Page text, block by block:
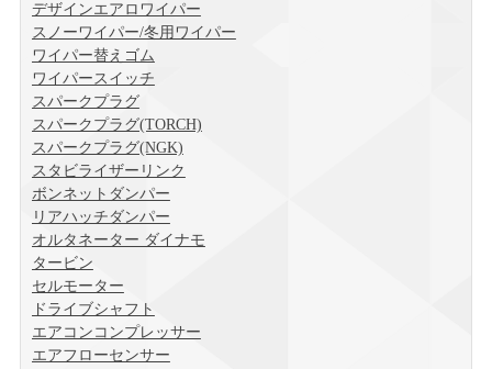
デザインエアロワイパー
スノーワイパー/冬用ワイパー
ワイパー替えゴム
ワイパースイッチ
スパークプラグ
スパークプラグ(TORCH)
スパークプラグ(NGK)
スタビライザーリンク
ボンネットダンパー
リアハッチダンパー
オルタネーター ダイナモ
タービン
セルモーター
ドライブシャフト
エアコンコンプレッサー
エアフローセンサー